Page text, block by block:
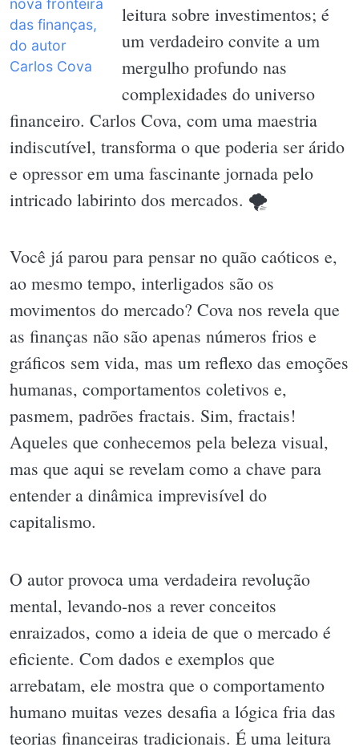
leitura sobre investimentos; é
um verdadeiro convite a um
mergulho profundo nas
complexidades do universo
financeiro. Carlos Cova, com uma maestria
indiscutível, transforma o que poderia ser árido
e opressor em uma fascinante jornada pelo
intricado labirinto dos mercados. 🌪
Você já parou para pensar no quão caóticos e,
ao mesmo tempo, interligados são os
movimentos do mercado? Cova nos revela que
as finanças não são apenas números frios e
gráficos sem vida, mas um reflexo das emoções
humanas, comportamentos coletivos e,
pasmem, padrões fractais. Sim, fractais!
Aqueles que conhecemos pela beleza visual,
mas que aqui se revelam como a chave para
entender a dinâmica imprevisível do
capitalismo.
O autor provoca uma verdadeira revolução
mental, levando-nos a rever conceitos
enraizados, como a ideia de que o mercado é
eficiente. Com dados e exemplos que
arrebatam, ele mostra que o comportamento
humano muitas vezes desafia a lógica fria das
teorias financeiras tradicionais. É uma leitura